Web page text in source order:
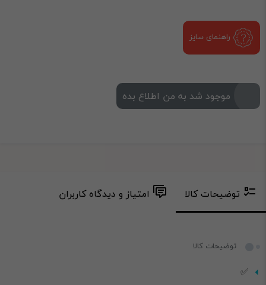
راهنمای سایز
موجود شد به من اطلاع بده
توضیحات کالا امتیاز و دیدگاه کاربران
توضیحات کالا
✅